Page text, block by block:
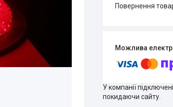
повернення
У компанії
покидаючи сайту.